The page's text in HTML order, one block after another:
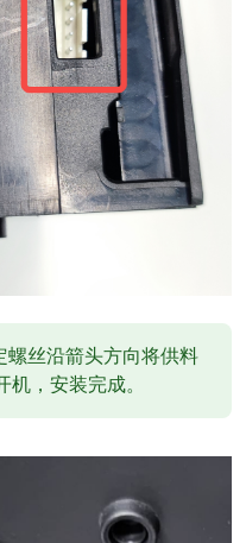
螺丝沿箭头方向将供料
，安装完成。